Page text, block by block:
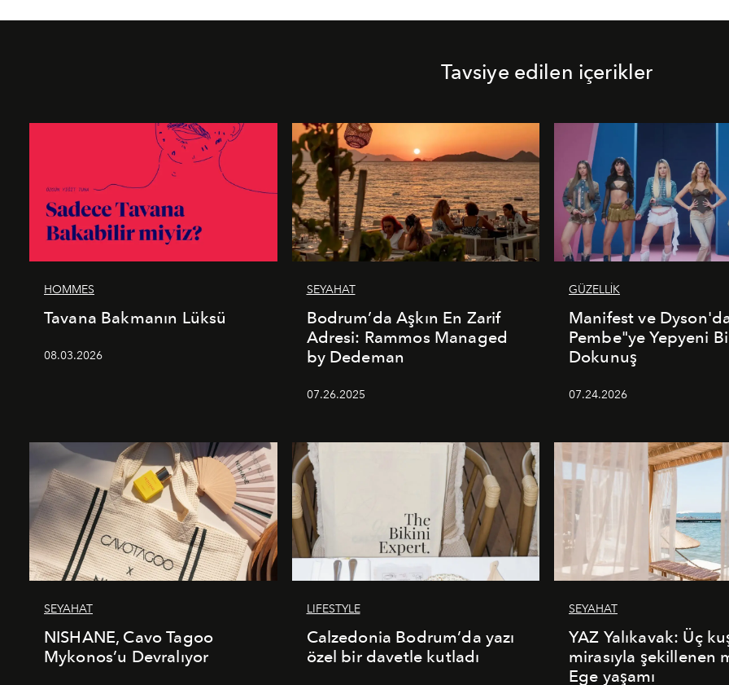
Tavsiye edilen içerikler
HOMMES
Tavana Bakmanın Lüksü
08.03.2026
SEYAHAT
Bodrum’da Aşkın En Zarif
Adresi: Rammos Managed
by Dedeman
07.26.2025
GÜZELLİK
Manifest ve
Pembe"ye Yepyeni
Dokunuş
07.24.2026
SEYAHAT
NISHANE, Cavo Tagoo
Mykonos’u Devralıyor
LIFESTYLE
Calzedonia Bodrum’da yazı
özel bir davetle kutladı
SEYAHAT
YAZ Yalıkavak: Üç
mirasıyla şekillenen
Ege yaşamı